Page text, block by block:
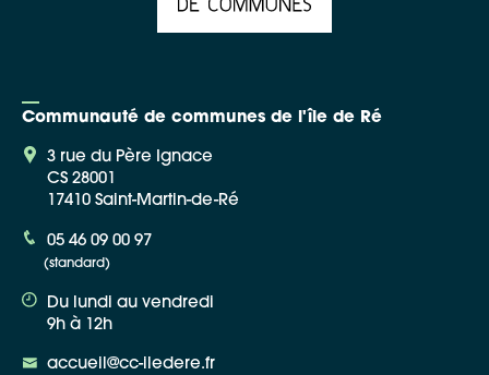
Communauté de communes de l'île de Ré
3 rue du Père Ignace
CS 28001
17410 Saint-Martin-de-Ré
05 46 09 00 97
(standard)
Du lundi au vendredi
9h à 12h
accueil@cc-iledere.fr
Apple Plans